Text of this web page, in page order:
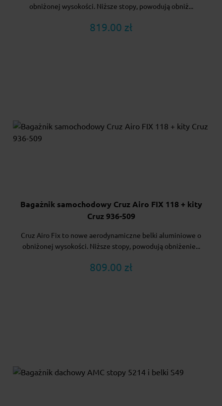
obniżonej wysokości. Niższe stopy, powodują obniż...
819.00 zł
Bagażnik samochodowy Cruz Airo FIX 118 + kity
Cruz 936-509
Cruz Airo Fix to nowe aerodynamiczne belki aluminiowe o
obniżonej wysokości. Niższe stopy, powodują obniżenie...
809.00 zł